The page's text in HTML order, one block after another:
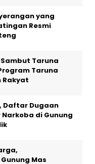
yang
Resmi
Taruna
Taruna
Rakyat
Daftar Dugaan
di Gunung
Mas